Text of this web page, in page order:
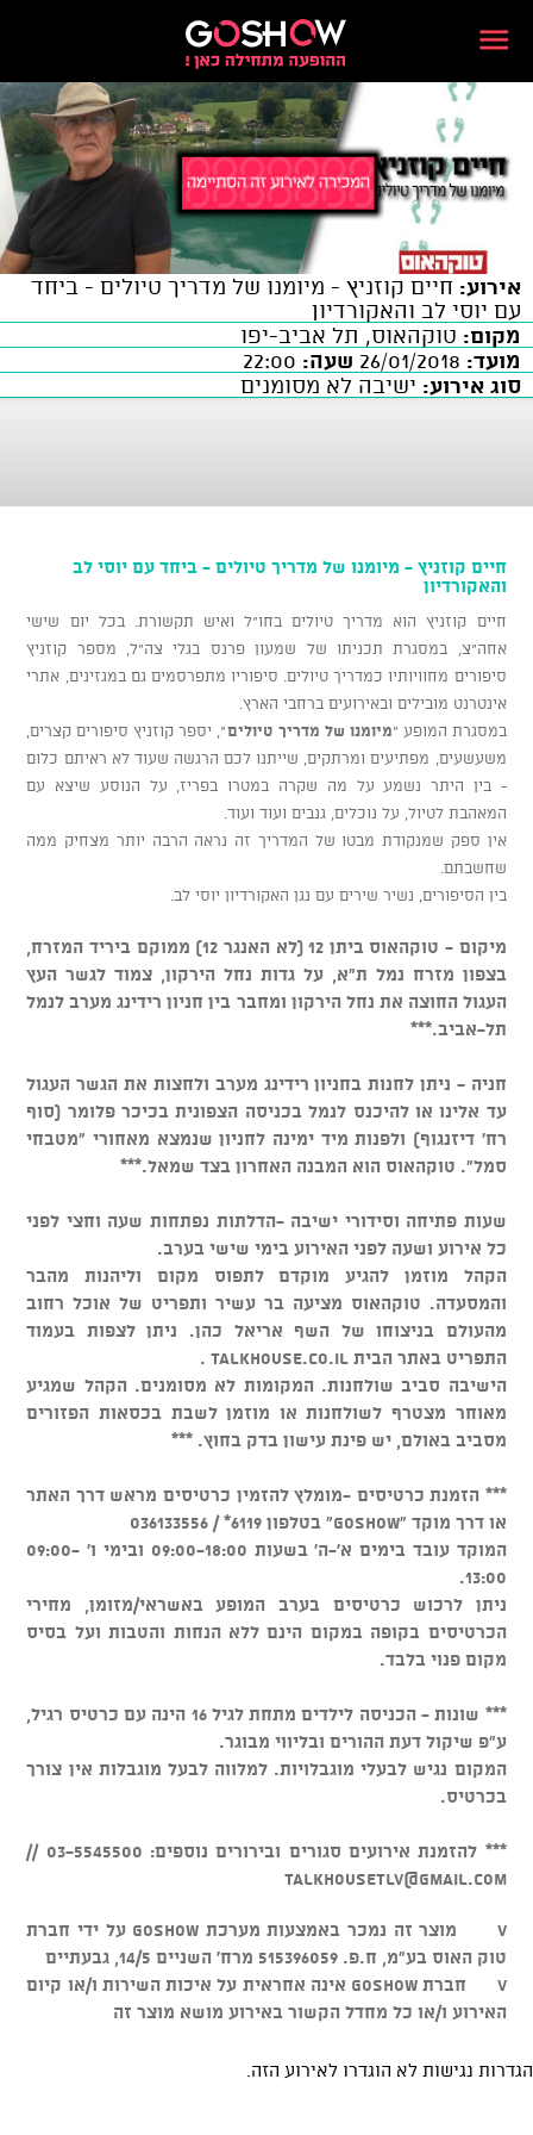
אירוע: חיים קוזניץ - מיומנו של מדריך טיולים - ביחד
עם יוסי לב והאקורדיון
מקום: טוקהאוס, תל אביב-יפו
מועד:
שעה:
סוג אירוע: ישיבה לא מסומנים
חיים קוזניץ - מיומנו של מדריך טיולים - ביחד עם יוסי לב
והאקורדיון
חיים קוזניץ הוא מדריך טיולים בחו"ל ואיש תקשורת. בכל יום שישי
אחה"צ, במסגרת תכניתו של שמעון פרנס בגלי צה"ל, מספר קוזניץ
סיפורים מחוויותיו כמדריך טיולים. סיפוריו מתפרסמים גם במגזינים, אתרי
אינטרנט מובילים ובאירועים ברחבי הארץ.
במסגרת המופע "מיומנו של מדריך טיולים", יספר קוזניץ סיפורים קצרים,
משעשעים, מפתיעים ומרתקים, שייתנו לכם הרגשה שעוד לא ראיתם כלום
- בין היתר נשמע על מה שקרה במטרו בפריז, על הנוסע שיצא עם
המאהבת לטיול, על נוכלים, גנבים ועוד ועוד.
אין ספק שמנקודת מבטו של המדריך זה נראה הרבה יותר מצחיק ממה
שחשבתם.
בין הסיפורים, נשיר שירים עם נגן האקורדיון יוסי לב.
מיקום - טוקהאוס ביתן 12 (לא האנגר 12) ממוקם ביריד המזרח,
בצפון מזרח נמל ת"א, על גדות נחל הירקון, צמוד לגשר העץ
העגול החוצה את נחל הירקון ומחבר בין חניון רידינג מערב לנמל
תל-אביב.***
חניה - ניתן לחנות בחניון רידינג מערב ולחצות את הגשר העגול
עד אלינו או להיכנס לנמל בכניסה הצפונית בכיכר פלומר (סוף
רח' דיזנגוף) ולפנות מיד ימינה לחניון שנמצא מאחורי "מטבחי
סמל". טוקהאוס הוא המבנה האחרון בצד שמאל.***
שעות פתיחה וסידורי ישיבה -הדלתות נפתחות שעה וחצי לפני
כל אירוע ושעה לפני האירוע בימי שישי בערב.
הקהל מוזמן להגיע מוקדם לתפוס מקום וליהנות מהבר
והמסעדה. טוקהאוס מציעה בר עשיר ותפריט של אוכל רחוב
מהעולם בניצוחו של השף אריאל כהן. ניתן לצפות בעמוד
התפריט באתר הבית talkhouse.co.il .
הישיבה סביב שולחנות. המקומות לא מסומנים. הקהל שמגיע
מאוחר מצטרף לשולחנות או מוזמן לשבת בכסאות הפזורים
מסביב באולם, יש פינת עישון בדק בחוץ. ***
*** הזמנת כרטיסים -מומלץ להזמין כרטיסים מראש דרך האתר
או דרך מוקד "GOSHOW" בטלפון 6119* / 036133556
המוקד עובד בימים א'-ה' בשעות 09:00-18:00 ובימי ו' 09:00-
13:00.
ניתן לרכוש כרטיסים בערב המופע באשראי/מזומן, מחירי
הכרטיסים בקופה במקום הינם ללא הנחות והטבות ועל בסיס
מקום פנוי בלבד.
*** שונות - הכניסה לילדים מתחת לגיל 16 הינה עם כרטיס רגיל,
ע"פ שיקול דעת ההורים ובליווי מבוגר.
המקום נגיש לבעלי מוגבלויות. למלווה לבעל מוגבלות אין צורך
בכרטיס.
*** להזמנת אירועים סגורים ובירורים נוספים: 03-5545500 //
talkhousetlv@gmail.com
v מוצר זה נמכר באמצעות מערכת GOSHOW על ידי חברת
טוק האוס בע"מ, ח.פ. 515396059 מרח' השניים 14/5, גבעתיים
v חברת GOSHOW אינה אחראית על איכות השירות ו/או קיום
האירוע ו/או כל מחדל הקשור באירוע מושא מוצר זה
הגדרות נגישות לא הוגדרו לאירוע הזה.